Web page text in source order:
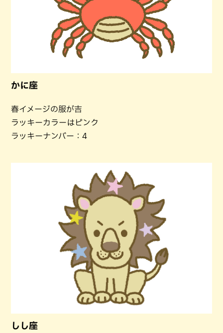
かに座
春イメージの服が吉
ラッキーカラーはピンク
ラッキーナンバー：4
しし座